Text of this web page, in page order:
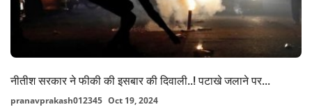
नीतीश सरकार ने फीकी की इसबार की दिवाली..! पटाखे जलाने पर...
pranavprakash012345 Oct 19, 2024